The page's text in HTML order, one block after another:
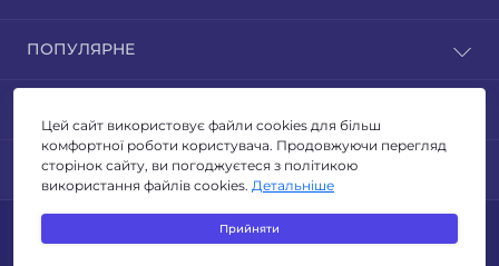
Відгуки
Умови повернення
Публічна оферта
Зворотній зв’язок
Виробники
Акції
ПОПУЛЯРНЕ
ЛІХТАРІ
ТУРИЗМ ТА КЕМПІНГ
ОСВІТЛЕННЯ
ЕЛЕКТРОТОВАРИ
ІНСТРУМЕНТИ
Адреса для листів: м. Київ, бульвар Миколи Руденка
14з
info@svitlomarket.com
МЕСЕНДЖЕРИ
Telegram
Viber
SVITLOMARKET © 2026
Цей сайт використовує файли cookies для більш
комфортної роботи користувача. Продовжуючи перегляд
сторінок сайту, ви погоджуєтеся з політикою
використання файлів cookies. Детальніше
Прийняти